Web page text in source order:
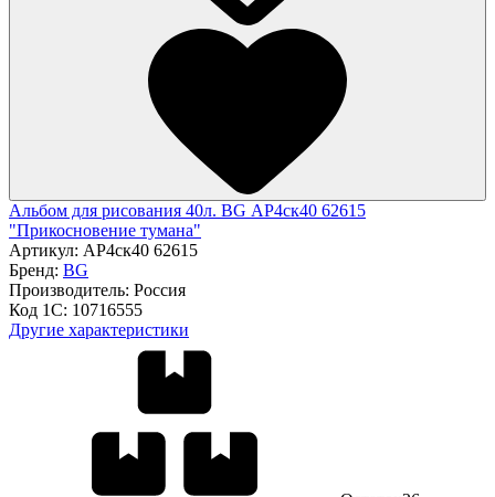
Альбом для рисования 40л. BG АР4ск40 62615
"Прикосновение тумана"
Артикул: АР4ск40 62615
Бренд: BG
Производитель: Россия
Код 1С: 10716555
Другие характеристики